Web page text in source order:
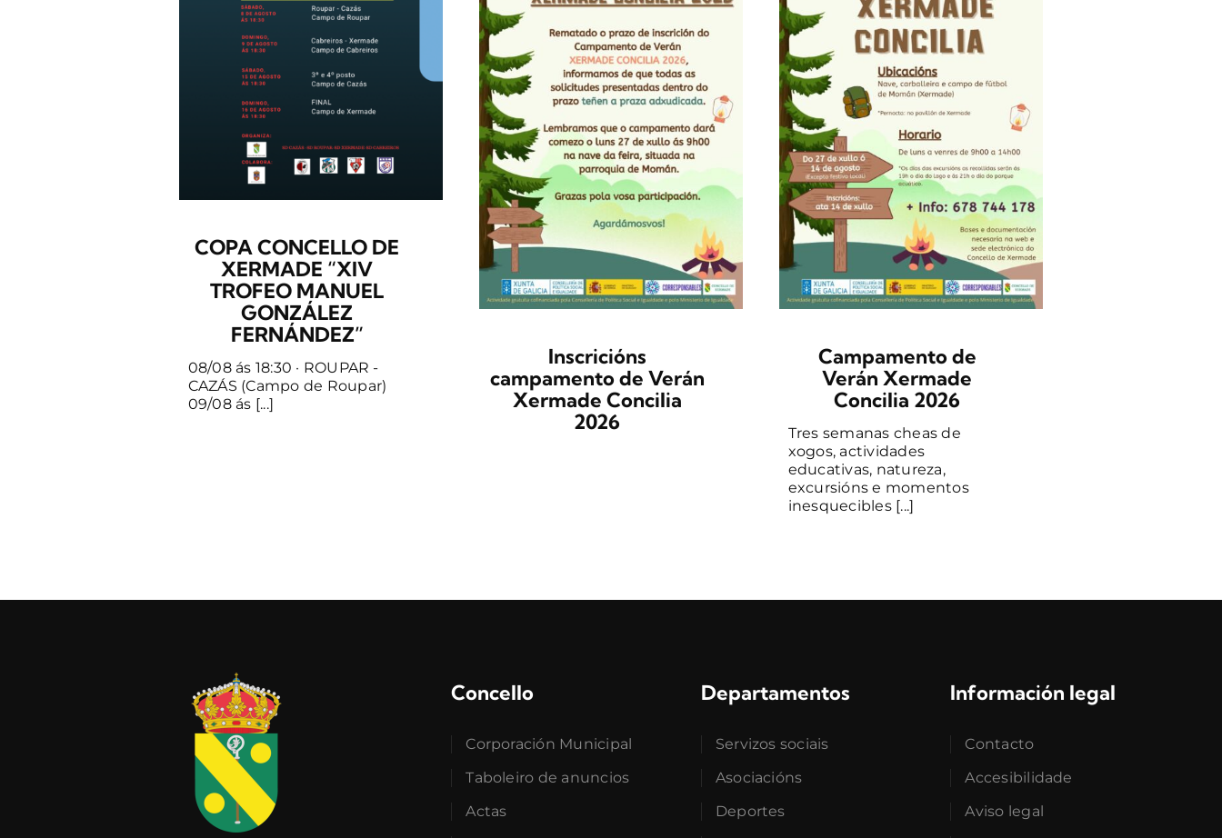
COPA CONCELLO DE
XERMADE “XIV
TROFEO MANUEL
GONZÁLEZ
FERNÁNDEZ”
08/08 ás 18:30 · ROUPAR -
CAZÁS (Campo de Roupar)
09/08 ás [...]
Inscricións
campamento de Verán
Xermade Concilia
2026
Campamento de
Verán Xermade
Concilia 2026
Tres semanas cheas de
xogos, actividades
educativas, natureza,
excursións e momentos
inesquecibles [...]
Concello
Corporación Municipal
Taboleiro de anuncios
Actas
Departamentos
Servizos sociais
Asociacións
Deportes
Información legal
Contacto
Accesibilidade
Aviso legal